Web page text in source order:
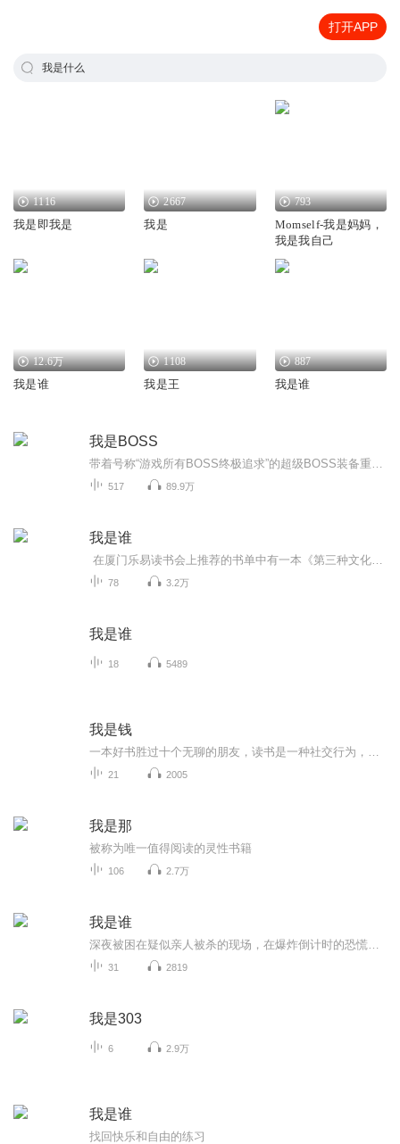
打开APP
我是什么
1116
我是即我是
2667
我是
793
Momself-我是妈妈，
我是我自己
12.6万
我是谁
1108
我是王
887
我是谁
我是BOSS
517 89.9万
我是谁
78 3.2万
我是谁
18 5489
我是钱
21 2005
我是那
被称为唯一值得阅读的灵性书籍
106 2.7万
我是谁
31 2819
我是303
6 2.9万
我是谁
找回快乐和自由的练习